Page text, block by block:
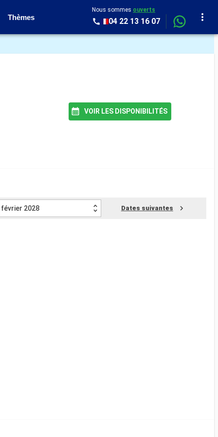
Thèmes
Nous sommes ouverts
04 22 13 16 07
VOIR LES DISPONIBILITÉS
février 2028 Dates suivantes